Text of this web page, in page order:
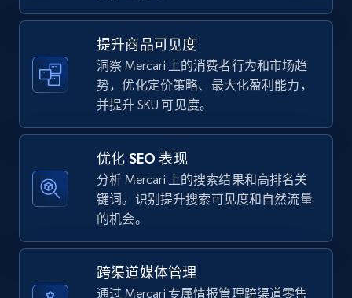
TikTok Shop
URL, Title, Available, Description, Currency, Initial
price, Final price, Discount percent, and more.
668+
TikTok Shop - category
URL, Title, Available, Description, Currency, Initial
price, Final price, Discount percent, and more.
668+
提升商品可见度
洞察 Mercari 上的消费者行为和市场趋
势，优化定价策略、最大化盈利能力，
并提升 SKU 可见度。
优化 SEO 表现
分析 Mercari 上的搜索结果和高排名关
键词。识别提升搜索可见度和自然流量
的机会。
跨渠道媒体管理
通过 Mercari 专属情报管理跨渠道零售